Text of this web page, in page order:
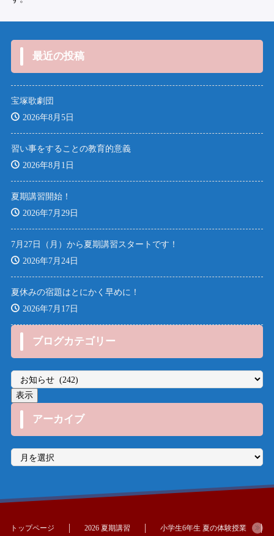
最近の投稿
宝塚歌劇団
2026年8月5日
習い事をすることの教育的意義
2026年8月1日
夏期講習開始！
2026年7月29日
7月27日（月）から夏期講習スタートです！
2026年7月24日
夏休みの宿題はとにかく早めに！
2026年7月17日
ブログカテゴリー
アーカイブ
ア
カ
トップページ 2026 夏期講習 小学生6年生 夏の体験授業